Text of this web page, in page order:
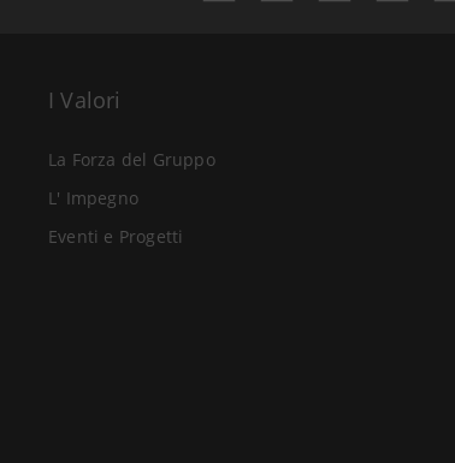
I Valori
La Forza del Gruppo
L' Impegno
Eventi e Progetti